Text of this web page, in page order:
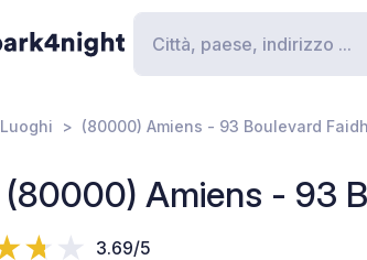
Luoghi (80000) Amiens - 93 Boulevard
(80000) Amiens - 93
3.69/5